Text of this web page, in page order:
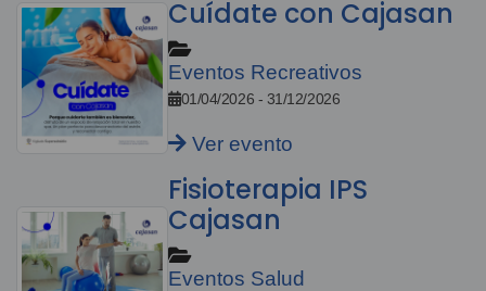
Cuídate con Cajasan
Eventos Recreativos
01/04/2026 - 31/12/2026
Ver evento
Fisioterapia IPS
Cajasan
Eventos Salud